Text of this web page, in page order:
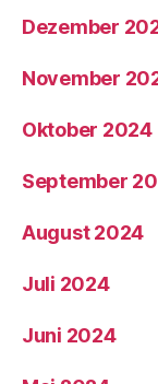
Dezember
November
Oktober 2024
September
August 2024
Juli 2024
Juni 2024